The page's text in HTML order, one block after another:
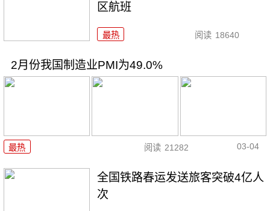
区航班
最热 阅读 18640
2月份我国制造业PMI为49.0%
最热 阅读 21282 03-04
全国铁路春运发送旅客突破4亿人
次